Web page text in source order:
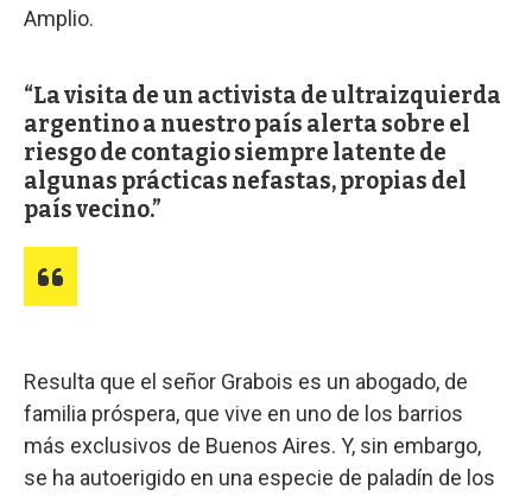
Amplio.
La visita de un activista de ultraizquierda
argentino a nuestro país alerta sobre el
riesgo de contagio siempre latente de
algunas prácticas nefastas, propias del
país vecino.
Resulta que el señor Grabois es un abogado, de
familia próspera, que vive en uno de los barrios
más exclusivos de Buenos Aires. Y, sin embargo,
se ha autoerigido en una especie de paladín de los